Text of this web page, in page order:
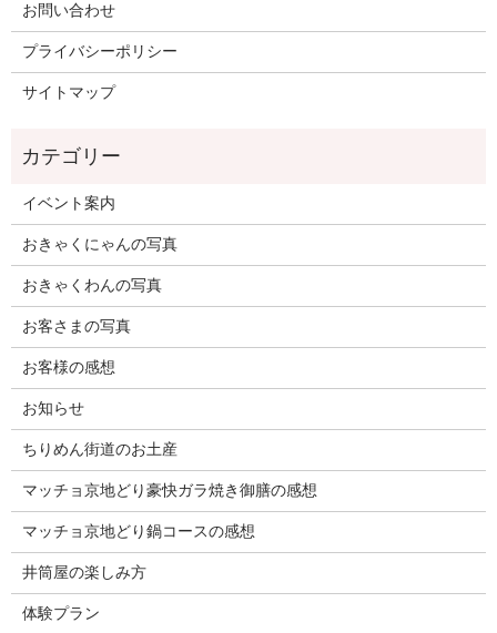
お問い合わせ
プライバシーポリシー
サイトマップ
イベント案内
おきゃくにゃんの写真
おきゃくわんの写真
お客さまの写真
お客様の感想
お知らせ
ちりめん街道のお土産
マッチョ京地どり豪快ガラ焼き御膳の感想
マッチョ京地どり鍋コースの感想
井筒屋の楽しみ方
体験プラン